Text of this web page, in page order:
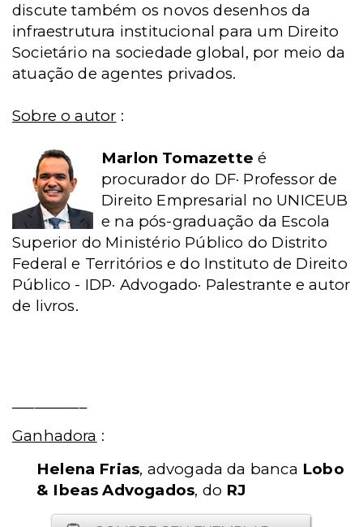
discute também os novos desenhos da
infraestrutura institucional para um Direito
Societário na sociedade global, por meio da
atuação de agentes privados.
Sobre o autor :
Marlon Tomazetteé
procurador do DF· Professor de
Direito Empresarial no UNICEUB
e na pós-graduação da Escola
Superior do Ministério Público do Distrito
Federal e Territórios e do Instituto de Direito
Público - IDP· Advogado· Palestrante e autor
de livros.
Ganhadora :
Helena Frias, advogada da banca Lobo
& Ibeas Advogados, do RJ